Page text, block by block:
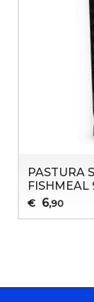
PASTURA
FISHMEAL
€ 6,90